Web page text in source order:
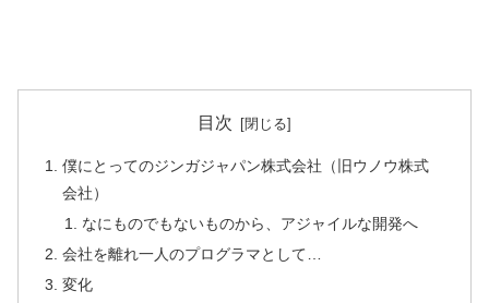
目次
僕にとってのジンガジャパン株式会社（旧ウノウ株式
会社）
なにものでもないものから、アジャイルな開発へ
会社を離れ一人のプログラマとして…
変化